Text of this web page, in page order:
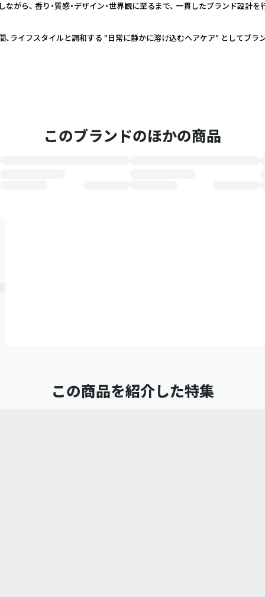
がら、 香り・質感・デザイン・世界観に至るまで、 一貫したブランド設計を
、ライフスタイルと調和する “日常に静かに溶け込むヘアケア” としてブラ
このブランドのほかの商品
この商品を紹介した特集